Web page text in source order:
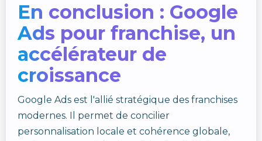
En conclusion : Google
Ads pour franchise, un
accélérateur de
croissance
Google Ads est l'allié stratégique des franchises
modernes. Il permet de concilier
personnalisation locale et cohérence globale,